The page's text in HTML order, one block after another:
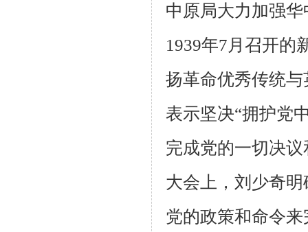
中原局大力加强
1939年7月召开的
扬革命优秀传统
表示坚决“拥护党
完成党的一切决
大会上，刘少奇
党的政策和命令